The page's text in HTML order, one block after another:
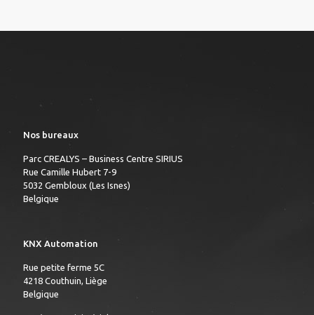
Nos bureaux
Parc CREALYS – Business Centre SIRIUS
Rue Camille Hubert 7-9
5032 Gembloux (Les Isnes)
Belgique
KNX Automation
Rue petite ferme 5C
4218 Couthuin, Liège
Belgique